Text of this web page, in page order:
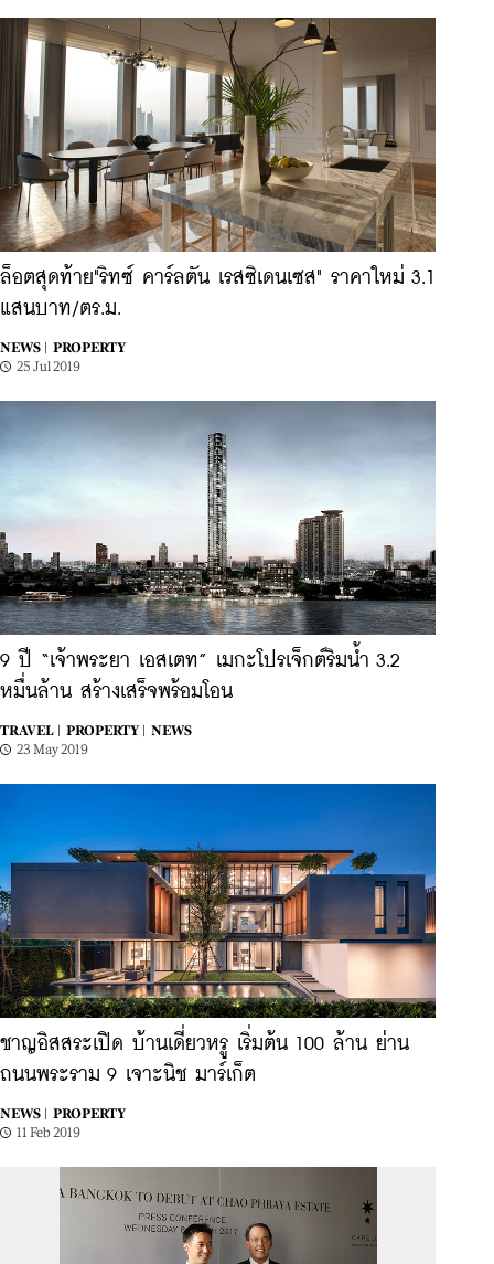
ล็อตสุดท้าย"ริทซ์ คาร์ลตัน เรสซิเดนเซส" ราคาใหม่ 3.1
แสนบาท/ตร.ม.
NEWS |
PROPERTY
25 Jul 2019
9 ปี “เจ้าพระยา เอสเตท” เมกะโปรเจ็กต์ริมน้ำ 3.2
หมื่นล้าน สร้างเสร็จพร้อมโอน
TRAVEL | PROPERTY |
NEWS
23 May 2019
ชาญอิสสระเปิด บ้านเดี่ยวหรู เริ่มต้น 100 ล้าน ย่าน
ถนนพระราม 9 เจาะนิช มาร์เก็ต
NEWS |
PROPERTY
11 Feb 2019